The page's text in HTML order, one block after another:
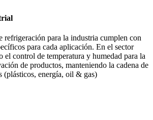
refrigeración para la industria cumplen con
para cada aplicación. En el sector
el control de temperatura y humedad para la
de productos, manteniendo la cadena de
(plásticos, energía, oil & gas)